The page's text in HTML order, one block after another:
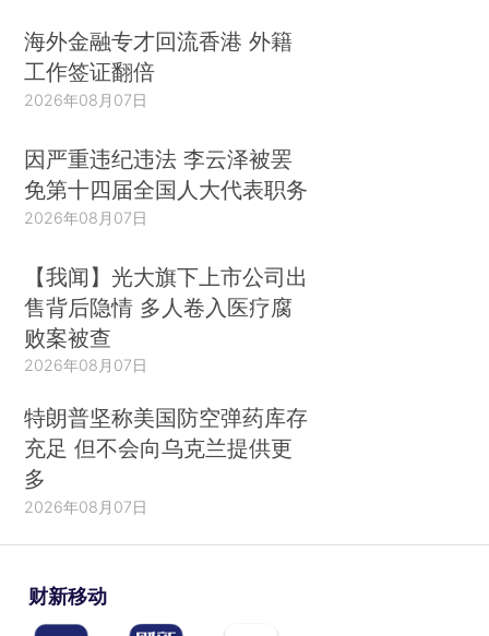
海外金融专才回流香港 外籍
工作签证翻倍
2026年08月07日
因严重违纪违法 李云泽被罢
免第十四届全国人大代表职务
2026年08月07日
【我闻】光大旗下上市公司出
售背后隐情 多人卷入医疗腐
败案被查
2026年08月07日
特朗普坚称美国防空弹药库存
充足 但不会向乌克兰提供更
多
2026年08月07日
财新移动